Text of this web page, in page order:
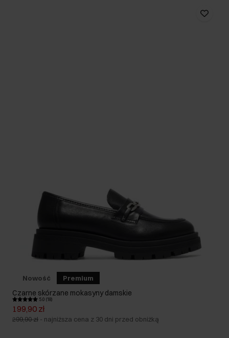
Nowość Premium
Czarne skórzane mokasyny damskie
5.0 (18)
199,90 zł
299,90 zł - najniższa cena z 30 dni przed obniżką